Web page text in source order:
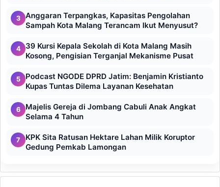
3
Anggaran Terpangkas, Kapasitas Pengolahan
Sampah Kota Malang Terancam Ikut Menyusut?
4
39 Kursi Kepala Sekolah di Kota Malang Masih
Kosong, Pengisian Terganjal Mekanisme Pusat
5
Podcast NGODE DPRD Jatim: Benjamin Kristianto
Kupas Tuntas Dilema Layanan Kesehatan
6
Majelis Gereja di Jombang Cabuli Anak Angkat
Selama 4 Tahun
7
KPK Sita Ratusan Hektare Lahan Milik Koruptor
Gedung Pemkab Lamongan